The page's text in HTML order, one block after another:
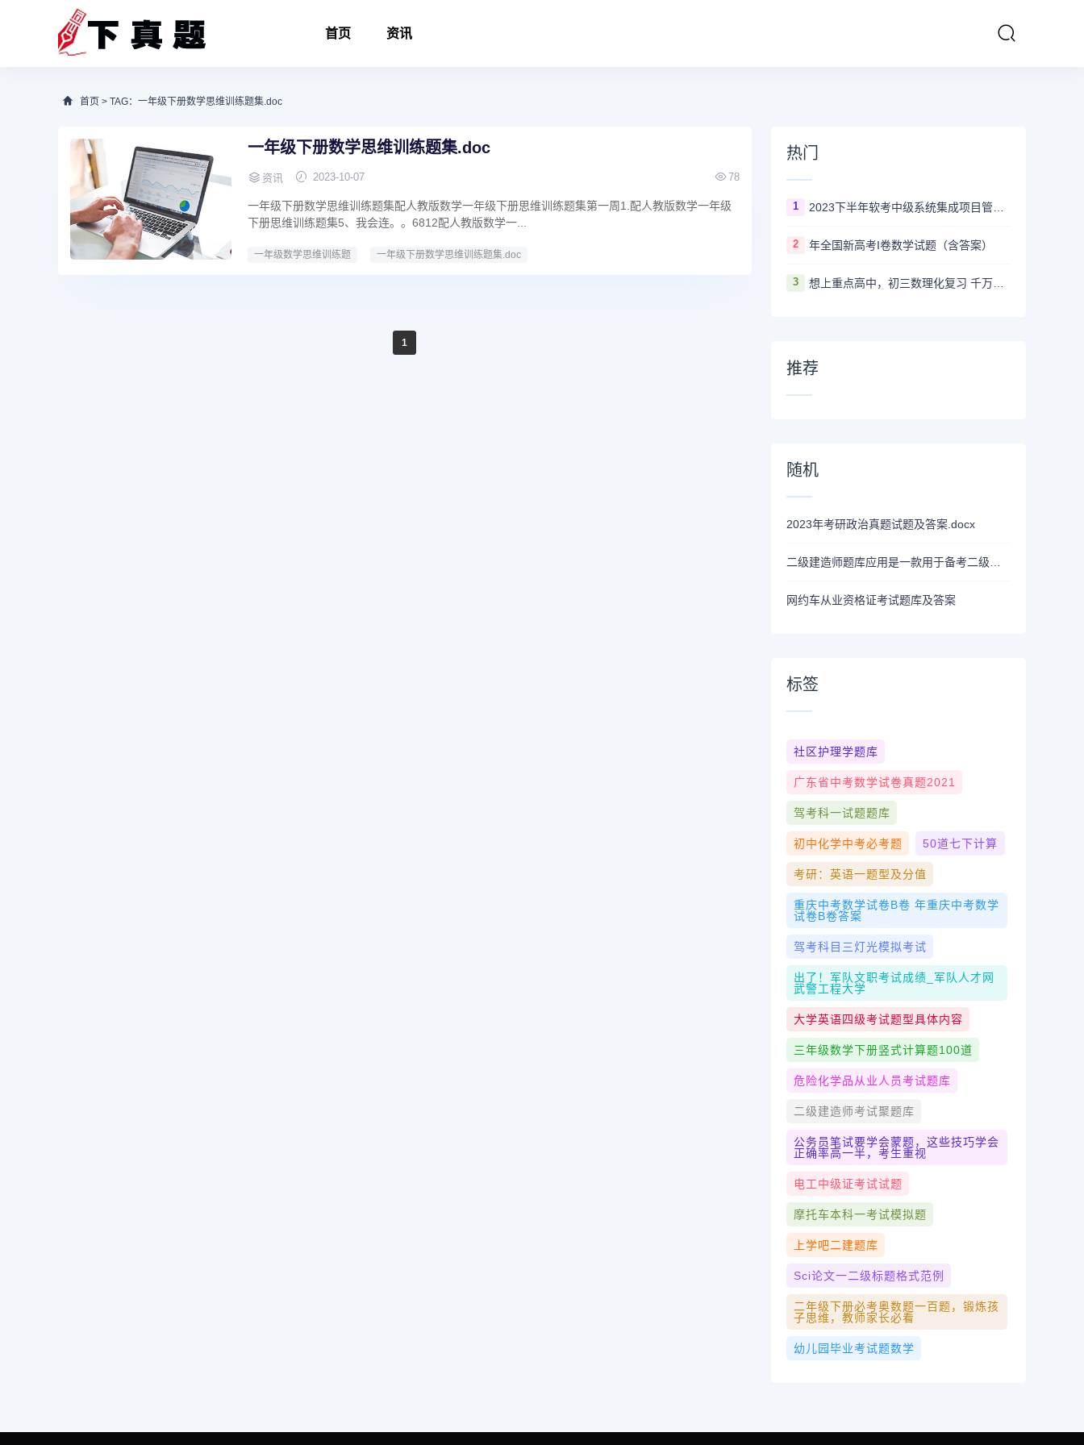
首页 资讯
首页 > TAG：一年级下册数学思维训练题集.doc
一年级下册数学思维训练题集.doc
资讯 2023-10-07 78
一年级下册数学思维训练题集配人教版数学一年级下册思维训练题集第一周1.配人教版数学一年级
下册思维训练题集5、我会连。。6812配人教版数学一...
一年级数学思维训练题 一年级下册数学思维训练题集.doc
1
热门
1 2023下半年软考中级系统集成项目管理工程师多长时间出成绩
2 年全国新高考I卷数学试题（含答案）
3 想上重点高中，初三数理化复习 千万不要盲目刷真题卷和模拟卷！
推荐
随机
2023年考研政治真题试题及答案.docx
网约车从业资格证考试题库及答案
标签
社区护理学题库
广东省中考数学试卷真题2021
驾考科一试题题库
初中化学中考必考题 50道七下计算
考研：英语一题型及分值
重庆中考数学试卷b卷 年重庆中考数学
试卷b卷答案
驾考科目三灯光模拟考试
出了！军队文职考试成绩_军队人才网
武警工程大学
大学英语四级考试题型具体内容
三年级数学下册竖式计算题100道
危险化学品从业人员考试题库
二级建造师考试聚题库
公务员笔试要学会蒙题，这些技巧学会
正确率高一半，考生重视
电工中级证考试试题
摩托车本科一考试模拟题
上学吧二建题库
Sci论文一二级标题格式范例
二年级下册必考奥数题一百题，锻炼孩
子思维，教师家长必看
幼儿园毕业考试题数学